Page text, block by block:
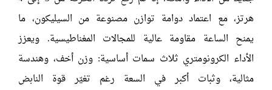
هرتز، مع اعتماد دوامة توازن مصنوعة من السيليكون، ما
يمنح الساعة مقاومة عالية للمجالات المغناطيسية. ويعزز
الأداء الكرونومتري ثلاث سمات أساسية: وزن أخف، وهندسة
مثالية، وثبات أكبر في السعة رغم تغيّر قوة النابض